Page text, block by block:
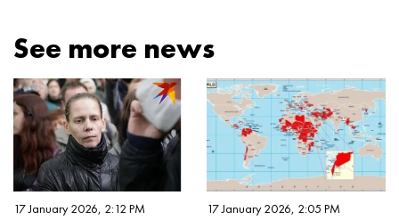
See more news
17 January 2026, 2:12 PM 17 January 2026, 2:05 PM